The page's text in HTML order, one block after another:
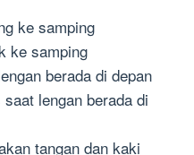
ke samping
ke samping
berada di depan
lengan berada di
tangan dan kaki